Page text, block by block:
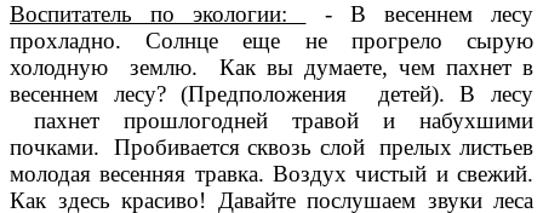
Воспитатель по экологии:
- В весеннем лесу
прохладно. Солнце еще не прогрело сырую
холодную землю. Как вы думаете, чем пахнет в
весеннем лесу? (Предположения детей). В лесу
пахнет прошлогодней травой и набухшими
почками. Пробивается сквозь слой прелых листьев
молодая весенняя травка. Воздух чистый и свежий.
Как здесь красиво! Давайте послушаем звуки леса